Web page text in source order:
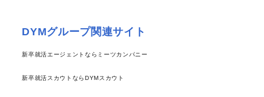
DYMグループ関連サイト
新卒就活エージェントならミーツカンパニー
新卒就活スカウトならDYMスカウト